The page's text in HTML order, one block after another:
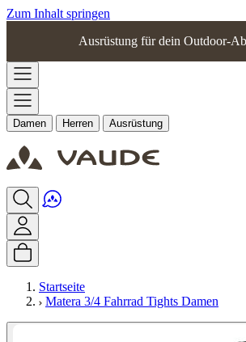
Zum Inhalt springen
Ausrüstung für dein Outdoor-
Damen Herren Ausrüstung
Startseite
Matera 3/4 Fahrrad Tights Damen